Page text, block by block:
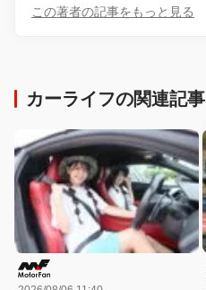
この著者の記事をもっと見る
カーライフの関連記事